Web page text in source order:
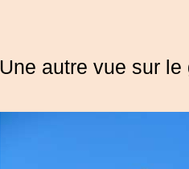
Une autre vue sur